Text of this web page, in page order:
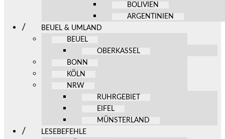
BOLIVIEN
ARGENTINIEN
BEUEL & UMLAND
BEUEL
OBERKASSEL
BONN
KÖLN
NRW
RUHRGEBIET
EIFEL
MÜNSTERLAND
LESEBEFEHLE